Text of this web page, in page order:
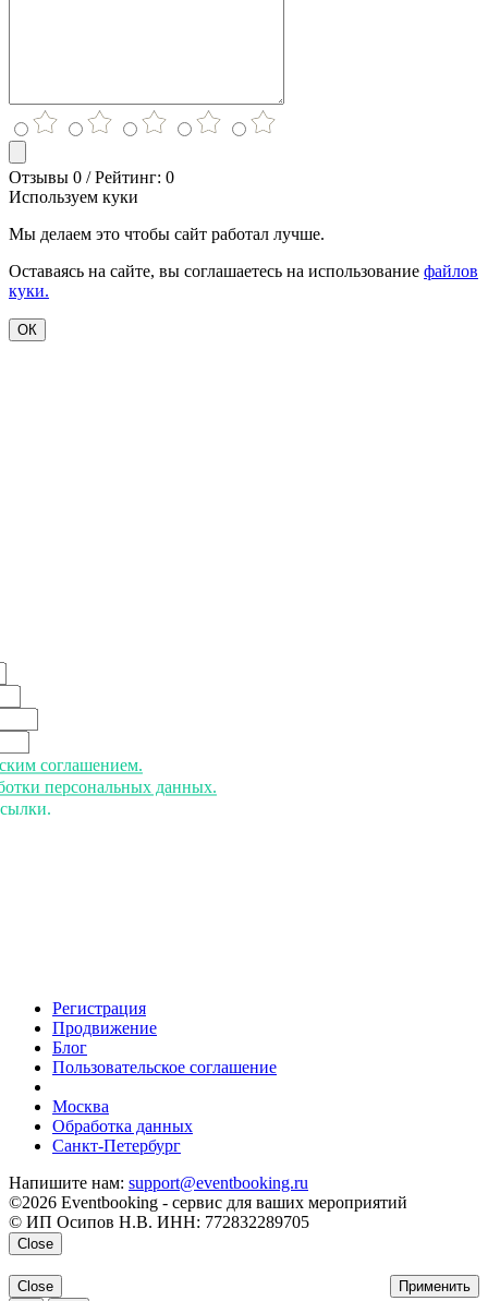
Отзывы 0 / Рейтинг: 0
Используем куки
Мы делаем это чтобы сайт работал лучше.
Оставаясь на сайте, вы соглашаетесь на использование файлов
куки.
ОК
соглашением.
персональных данных.
Регистрация
Продвижение
Блог
Пользовательское соглашение
Москва
Обработка данных
Санкт-Петербург
Напишите нам: support@eventbooking.ru
©2026 Eventbooking - сервис для ваших мероприятий
© ИП Осипов Н.В. ИНН: 772832289705
Close
Применить
Close